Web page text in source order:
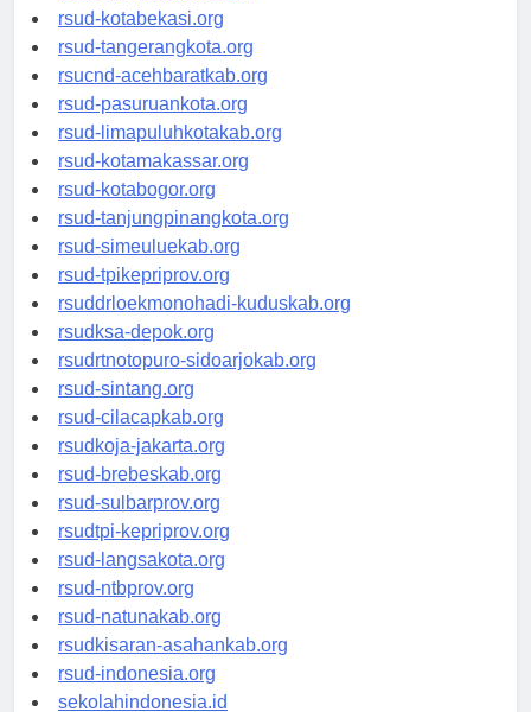
rsud-tangerangkab.org
rsud-kotabekasi.org
rsud-tangerangkota.org
rsucnd-acehbaratkab.org
rsud-pasuruankota.org
rsud-limapuluhkotakab.org
rsud-kotamakassar.org
rsud-kotabogor.org
rsud-tanjungpinangkota.org
rsud-simeuluekab.org
rsud-tpikepriprov.org
rsuddrloekmonohadi-kuduskab.org
rsudksa-depok.org
rsudrtnotopuro-sidoarjokab.org
rsud-sintang.org
rsud-cilacapkab.org
rsudkoja-jakarta.org
rsud-brebeskab.org
rsud-sulbarprov.org
rsudtpi-kepriprov.org
rsud-langsakota.org
rsud-ntbprov.org
rsud-natunakab.org
rsudkisaran-asahankab.org
rsud-indonesia.org